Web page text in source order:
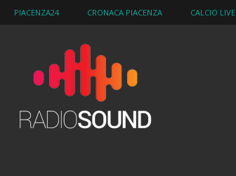
PIACENZA24 CRONACA PIACENZA CALCIO LIVE